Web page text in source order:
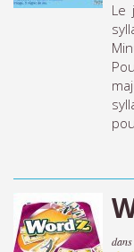
Le
dans